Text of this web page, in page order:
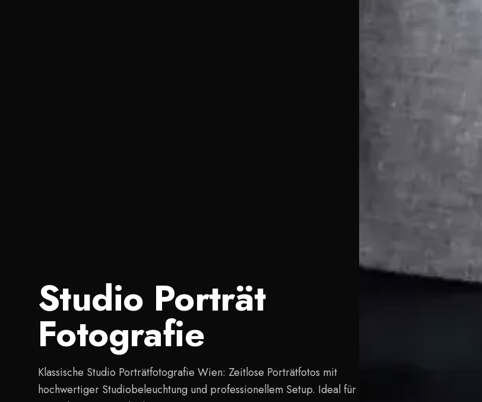
Studio Porträt
Fotografie
Klassische Studio Porträtfotografie Wien: Zeitlose Porträtfotos mit
hochwertiger Studiobeleuchtung und professionellem Setup. Ideal für